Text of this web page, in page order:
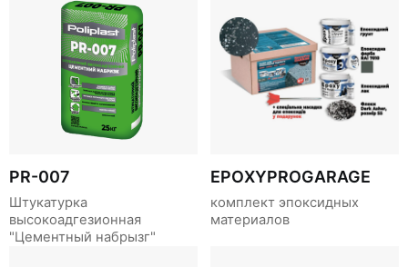
PR-007
Штукатурка
высокоадгезионная
"Цементный набрызг"
EPOXYPROGARAGE
комплект эпоксидных
материалов